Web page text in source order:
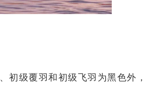
初级覆羽和初级飞羽为黑色外，